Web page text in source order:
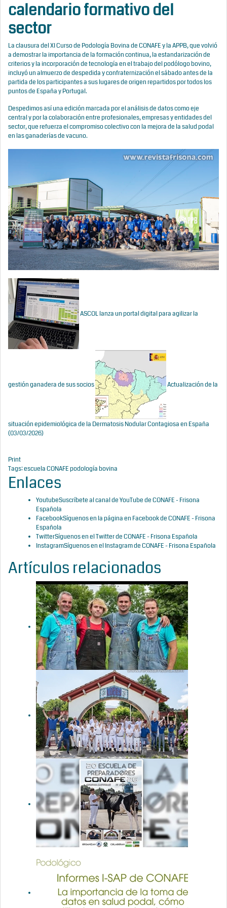
calendario formativo del
sector
La clausura del XI Curso de Podología Bovina de CONAFE y la APPB, que volvió
a demostrar la importancia de la formación continua, la estandarización de
criterios y la incorporación de tecnología en el trabajo del podólogo bovino,
incluyó un almuerzo de despedida y confraternización el sábado antes de la
partida de los participantes a sus lugares de origen repartidos por todos los
puntos de España y Portugal.
Despedimos así una edición marcada por el análisis de datos como eje
central y por la colaboración entre profesionales, empresas y entidades del
sector, que refuerza el compromiso colectivo con la mejora de la salud podal
en las ganaderías de vacuno.
ASCOL lanza un portal digital para agilizar la
gestión ganadera de sus socios Actualización de la
situación epidemiológica de la Dermatosis Nodular Contagiosa en España
(03/03/2026)
Print
Tags:escuela CONAFEpodología bovina
Enlaces
YoutubeSuscríbete al canal de YouTube de CONAFE - Frisona
Española
FacebookSíguenos en la página en Facebook de CONAFE - Frisona
Española
TwitterSíguenos en el Twitter de CONAFE - Frisona Española
InstagramSíguenos en el Instagram de CONAFE - Frisona Española
Artículos relacionados
Escuela de
Preparadores
CONAFE 2026
La Escuela
Preparadores
CONAFE 2026
reafirma su
papel como
cantera del
futuro del
vacuno
frisón
disponible el
Programa de
la Escuela de
Preparadores
CONAFE 2026